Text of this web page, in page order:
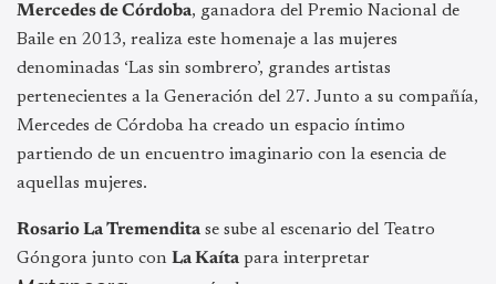
Mercedes de Córdoba, ganadora del Premio Nacional de
Baile en 2013, realiza este homenaje a las mujeres
denominadas ‘Las sin sombrero’, grandes artistas
pertenecientes a la Generación del 27. Junto a su compañía,
Mercedes de Córdoba ha creado un espacio íntimo
partiendo de un encuentro imaginario con la esencia de
aquellas mujeres.
Rosario La Tremendita se sube al escenario del Teatro
Góngora junto con La Kaíta para interpretar